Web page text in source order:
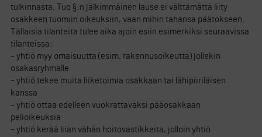
tulkinnasta. Tuo §:n jälkimmäinen lause ei välttämättä liity
osakkeen tuomiin oikeuksiin, vaan mihin tahansa päätökseen.
Tällaisia tilanteita tulee aika ajoin esiin esimerkiksi seuraavissa
tilanteissa:
– yhtiö myy omaisuutta (esim. rakennusoikeutta) jollekin
osakasryhmälle
– yhtiö tekee muita liiketoimia osakkaan tai lähipiiriläisen
kanssa
– yhtiö ottaa edelleen vuokrattavaksi pääosakkaan
pelioikeuksia
– yhtiö kerää liian vähän hoitovastikkeita, jolloin yhtiö